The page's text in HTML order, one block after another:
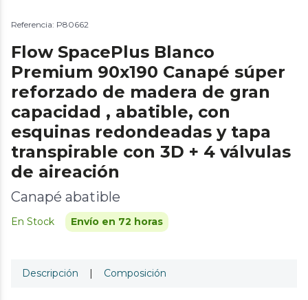
Referencia: P80662
Flow SpacePlus Blanco
Premium 90x190 Canapé súper
reforzado de madera de gran
capacidad , abatible, con
esquinas redondeadas y tapa
transpirable con 3D + 4 válvulas
de aireación
Canapé abatible
En Stock Envío en 72 horas
Descripción | Composición